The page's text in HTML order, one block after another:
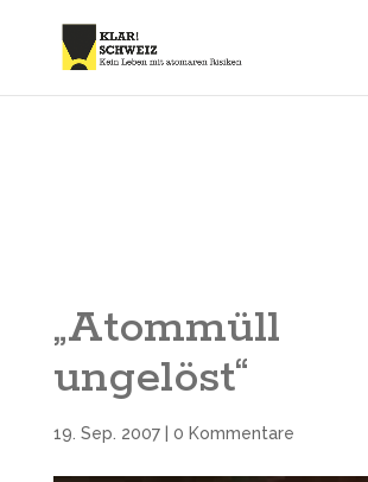
„Atommüll
ungelöst“
19. Sep. 2007| 0 Kommentare